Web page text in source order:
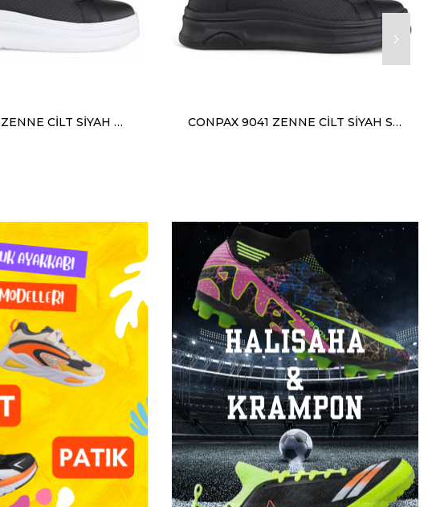
CONPAX 9041 ZENNE CİLT SİYAH BEYAZ CONPAX 9041 ZENNE CİLT SİYAH SİYAH